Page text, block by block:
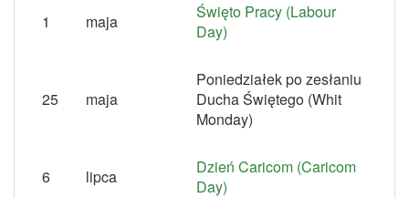
1 maja
Święto Pracy (Labour
Day)
25 maja
Poniedziałek po zesłaniu
Ducha Świętego (Whit
Monday)
6 lipca
Dzień Caricom (Caricom
Day)